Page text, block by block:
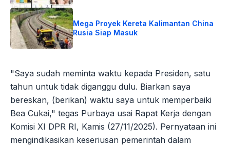
Mega Proyek Kereta Kalimantan China
Rusia Siap Masuk
"Saya sudah meminta waktu kepada Presiden, satu
tahun untuk tidak diganggu dulu. Biarkan saya
bereskan, (berikan) waktu saya untuk memperbaiki
Bea Cukai," tegas Purbaya usai Rapat Kerja dengan
Komisi XI DPR RI, Kamis (27/11/2025). Pernyataan ini
mengindikasikan keseriusan pemerintah dalam